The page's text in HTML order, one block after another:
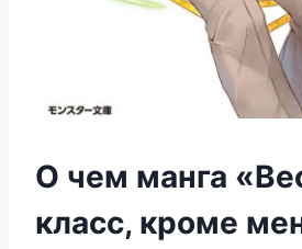
О чем манга
класс, кроме